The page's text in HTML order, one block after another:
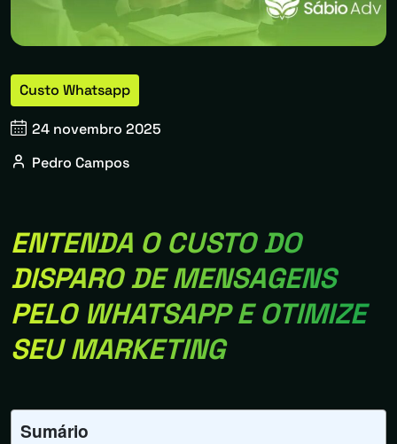
Custo Whatsapp
24 novembro 2025
Pedro Campos
ENTENDA O CUSTO DO
DISPARO DE MENSAGENS
PELO WHATSAPP E OTIMIZE
SEU MARKETING
Sumário